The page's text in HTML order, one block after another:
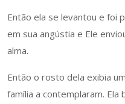
Então ela se levantou e foi
em sua angústia e Ele
alma.
Então o rosto dela exibia
família a contemplaram.